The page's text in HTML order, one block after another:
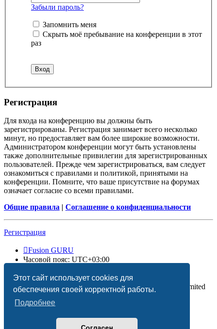
Этот сайт использует cookies для
обеспечения своей корректной работы.
Подробнее
Забыли пароль?
Запомнить меня
Скрыть моё пребывание на конференции в этот
раз
Регистрация
Для входа на конференцию вы должны быть
зарегистрированы. Регистрация занимает всего несколько
минут, но предоставляет вам более широкие возможности.
Администратором конференции могут быть установлены
также дополнительные привилегии для зарегистрированных
пользователей. Прежде чем зарегистрироваться, вам следует
ознакомиться с правилами и политикой, принятыми на
конференции. Помните, что ваше присутствие на форумах
означает согласие со всеми правилами.
Общие правила | Соглашение о конфиденциальности
Регистрация
Fusion GURU
Часовой пояс: UTC+03:00
Создано на основеphpBB® Forum Software © phpBB Limited